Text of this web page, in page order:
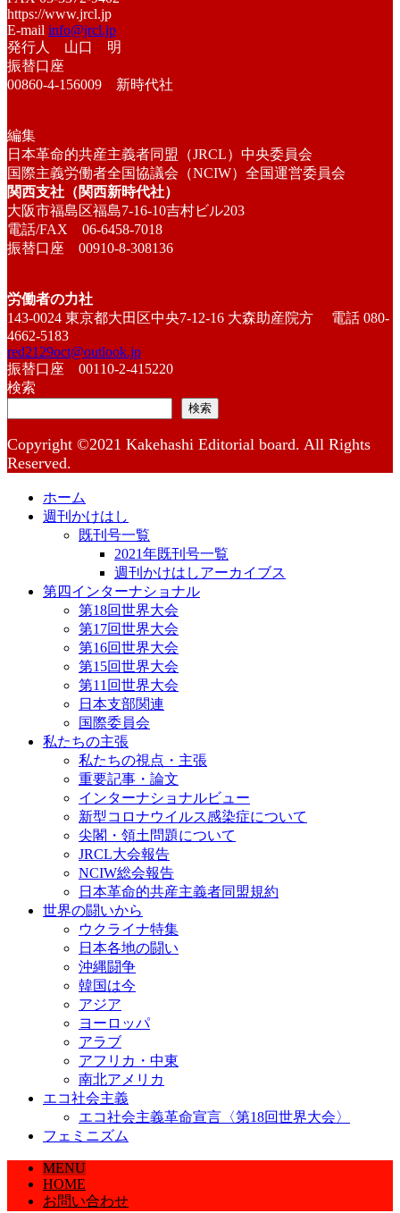
https://www.jrcl.jp
E-mail info@jrcl.jp
発行人 山口 明
振替口座
00860-4-156009 新時代社
編集
日本革命的共産主義者同盟（JRCL）中央委員会
国際主義労働者全国協議会（NCIW）全国運営委員会
関西支社（関西新時代社）
大阪市福島区福島7-16-10吉村ビル203
電話/FAX 06-6458-7018
振替口座 00910-8-308136
労働者の力社
143-0024 東京都大田区中央7-12-16 大森助産院方 電話 080-
4662-5183
red2129oct@outlook.jp
振替口座 00110-2-415220
検索
検索
Copyright ©2021 Kakehashi Editorial board. All Rights
Reserved.
ホーム
週刊かけはし
既刊号一覧
2021年既刊号一覧
週刊かけはしアーカイブス
第四インターナショナル
第18回世界大会
第17回世界大会
第16回世界大会
第15回世界大会
第11回世界大会
日本支部関連
国際委員会
私たちの主張
私たちの視点・主張
重要記事・論文
インターナショナルビュー
新型コロナウイルス感染症について
尖閣・領土問題について
JRCL大会報告
NCIW総会報告
日本革命的共産主義者同盟規約
世界の闘いから
ウクライナ特集
日本各地の闘い
沖縄闘争
韓国は今
アジア
ヨーロッパ
アラブ
アフリカ・中東
南北アメリカ
エコ社会主義
エコ社会主義革命宣言〈第18回世界大会〉
フェミニズム
MENU
HOME
お問い合わせ